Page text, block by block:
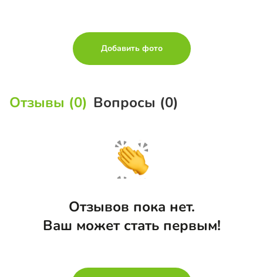
Добавить фото
Отзывы (0) Вопросы (0)
Отзывов пока нет.
Ваш может стать первым!